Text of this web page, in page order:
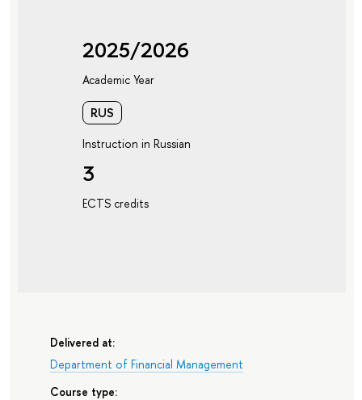
2025/2026
Academic Year
RUS
Instruction in Russian
3
ECTS credits
Delivered at:
Department of Financial Management
Course type: